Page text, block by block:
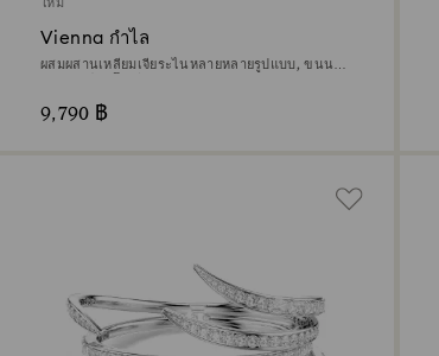
ใหม่
Vienna กำไล
ผสมผสานเหลี่ยมเจียระไนหลายหลายรูปแบบ, ขนนก,
9,790 ฿